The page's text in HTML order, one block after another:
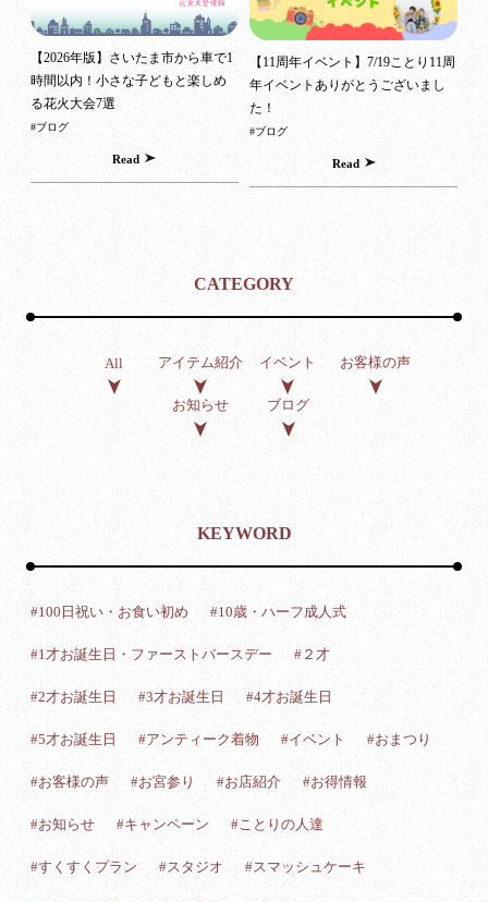
【2026年版】さいたま市から車で1
時間以内！小さな子どもと楽しめ
る花火大会7選
#ブログ
Read
【11周年イベント】7/19ことり11周
年イベントありがとうございまし
た！
#ブログ
Read
CATEGORY
All アイテム紹介 イベント お客様の声
お知らせ ブログ
KEYWORD
#100日祝い・お食い初め #10歳・ハーフ成人式
#1才お誕生日・ファーストバースデー #２才
#2才お誕生日 #3才お誕生日 #4才お誕生日
#5才お誕生日 #アンティーク着物 #イベント #おまつり
#お客様の声 #お宮参り #お店紹介 #お得情報
#お知らせ #キャンペーン #ことりの人達
#すくすくプラン #スタジオ #スマッシュケーキ